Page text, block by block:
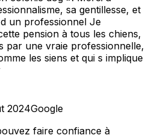
sa gentillesse, et
un professionnel Je
pension à tous les chiens,
par une vraie professionnelle,
les siens et qui s implique
2024Google
faire confiance à